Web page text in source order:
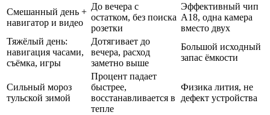
Смешанный день +
навигатор и видео
До вечера с
остатком, без поиска
розетки
Эффективный чип
A18, одна камера
вместо двух
Тяжёлый день:
навигация часами,
съёмка, игры
Дотягивает до
вечера, расход
заметно выше
Большой исходный
запас ёмкости
Сильный мороз
тульской зимой
Процент падает
быстрее,
восстанавливается в
тепле
Физика лития, не
дефект устройства